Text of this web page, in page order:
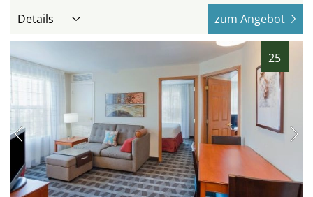
Details zum Angebot
25